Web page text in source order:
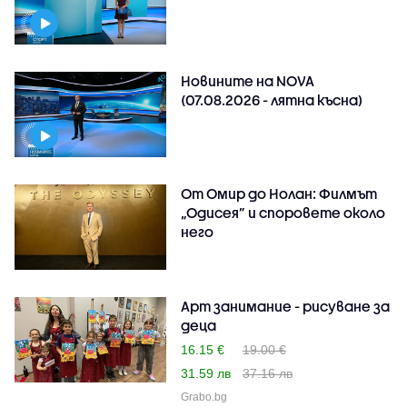
Новините на NOVA
(07.08.2026 - лятна късна)
От Омир до Нолан: Филмът
„Одисея” и споровете около
него
Арт занимание - рисуване за
деца
16.15 €
19.00 €
31.59 лв
37.16 лв
Grabo.bg